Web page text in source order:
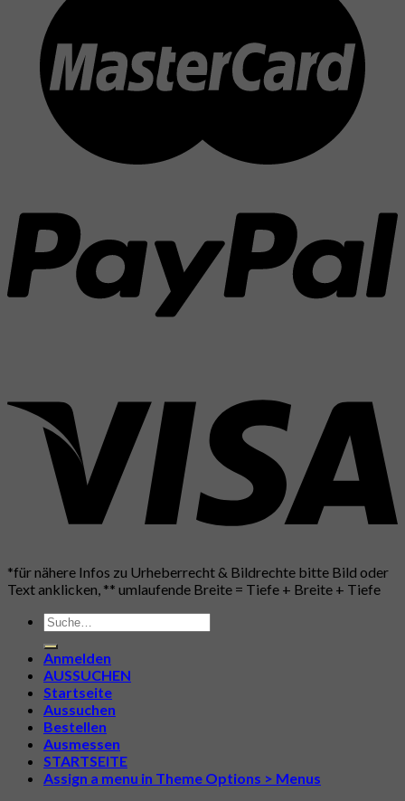
*für nähere Infos zu Urheberrecht & Bildrechte bitte Bild oder
Text anklicken, ** umlaufende Breite = Tiefe + Breite + Tiefe
Suche
nach:
Anmelden
AUSSUCHEN
Startseite
Aussuchen
Bestellen
Ausmessen
STARTSEITE
Assign a menu in Theme Options > Menus